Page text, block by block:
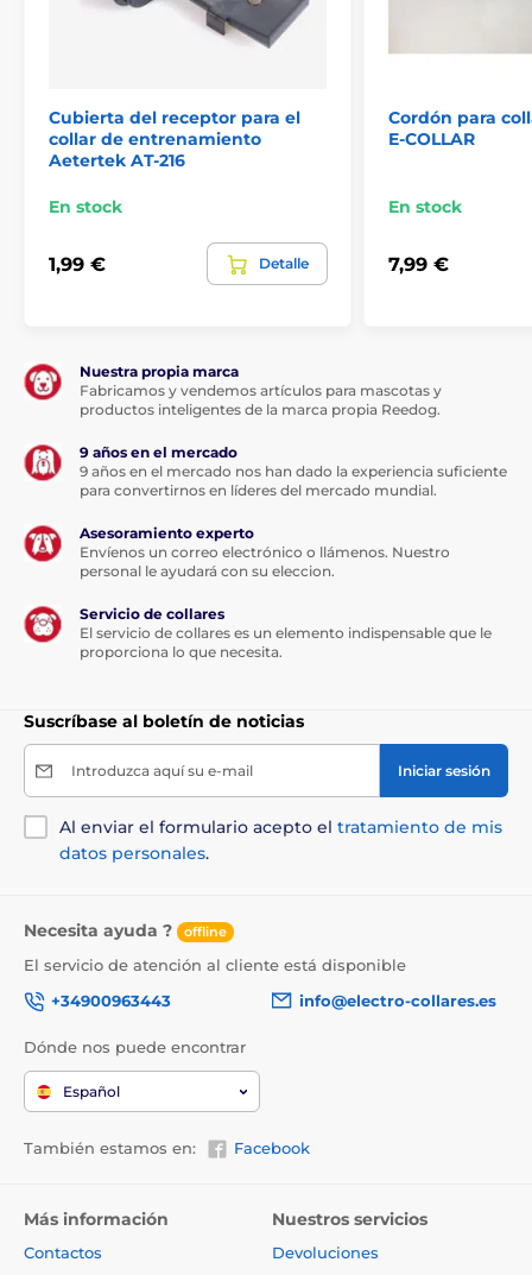
Cubierta del receptor para el
collar de entrenamiento
Aetertek AT-216
En stock
1,99 € Detalle
Cordón para
E-COLLAR
En stock
7,99 €
Nuestra propia marca
Fabricamos y vendemos artículos para mascotas y
productos inteligentes de la marca propia Reedog.
9 años en el mercado
9 años en el mercado nos han dado la experiencia suficiente
para convertirnos en líderes del mercado mundial.
Asesoramiento experto
Envíenos un correo electrónico o llámenos. Nuestro
personal le ayudará con su eleccion.
Servicio de collares
El servicio de collares es un elemento indispensable que le
proporciona lo que necesita.
Suscríbase al boletín de noticias
Introduzca aquí su e-mail Iniciar sesión
Al enviar el formulario acepto el tratamiento de mis
datos personales.
Necesita ayuda ? offline
El servicio de atención al cliente está disponible
+34900963443
info@electro-collares.es
Dónde nos puede encontrar
Español
También estamos en: Facebook
Más información
Contactos
Nuestros servicios
Devoluciones